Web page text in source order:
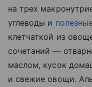
на трех
углеводы и
клетчаткой из
сочетаний —
маслом, кусок
и свежие овощи.